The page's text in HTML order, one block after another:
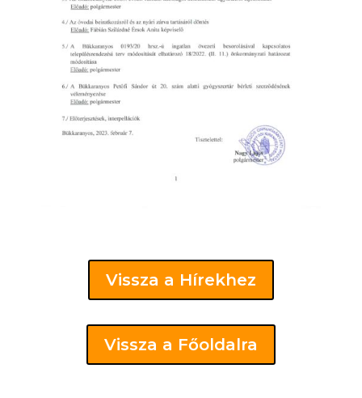
Vissza a Hírekhez
Vissza a Főoldalra